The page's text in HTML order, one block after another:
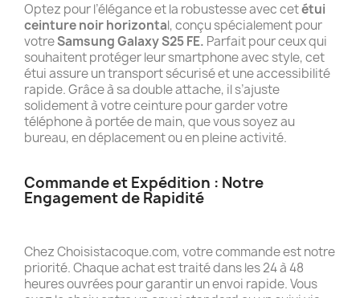
Optez pour l’élégance et la robustesse avec cetétui
ceinture noir horizontal, conçu spécialement pour
votreSamsung Galaxy S25 FE. Parfait pour ceux qui
souhaitent protéger leur smartphone avec style, cet
étui assure un transport sécurisé et une accessibilité
rapide. Grâce à sa double attache, il s’ajuste
solidement à votre ceinture pour garder votre
téléphone à portée de main, que vous soyez au
bureau, en déplacement ou en pleine activité.
Commande et Expédition : Notre
Engagement de Rapidité
Chez Choisistacoque.com, votre commande est notre
priorité. Chaque achat est traité dans les 24 à 48
heures ouvrées pour garantir un envoi rapide. Vous